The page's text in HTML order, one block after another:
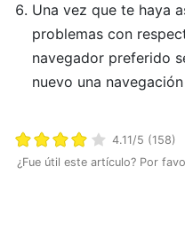
Una vez que te haya
problemas con
navegador preferido
nuevo una
4.11/5 (158)
¿Fue útil este artículo? Por